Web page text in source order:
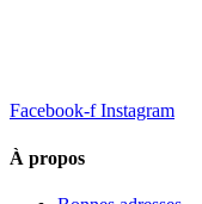
Facebook-f Instagram
À propos